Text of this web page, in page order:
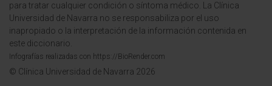
para tratar cualquier condición o síntoma médico. La Clínica
Universidad de Navarra no se responsabiliza por el uso
inapropiado o la interpretación de la información contenida en
este diccionario.
Infografías realizadas con https://BioRender.com
© Clínica Universidad de Navarra 2026